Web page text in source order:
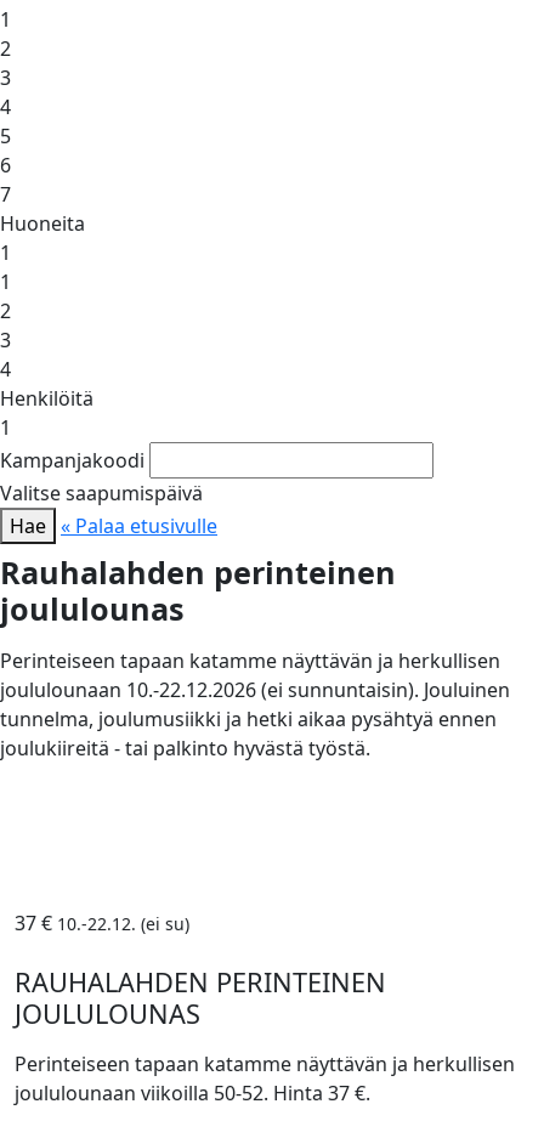
1
2
3
4
5
6
7
Huoneita
1
1
2
3
4
Henkilöitä
1
Kampanjakoodi
Valitse saapumispäivä
Hae « Palaa etusivulle
Rauhalahden perinteinen
joululounas
Perinteiseen tapaan katamme näyttävän ja herkullisen
joululounaan 10.-22.12.2026 (ei sunnuntaisin). Jouluinen
tunnelma, joulumusiikki ja hetki aikaa pysähtyä ennen
joulukiireitä - tai palkinto hyvästä työstä.
37 € 10.-22.12. (ei su)
RAUHALAHDEN PERINTEINEN
JOULULOUNAS
Perinteiseen tapaan katamme näyttävän ja herkullisen
joululounaan viikoilla 50-52. Hinta 37 €.